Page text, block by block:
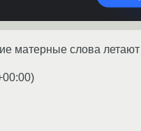
матерные слова летают
)